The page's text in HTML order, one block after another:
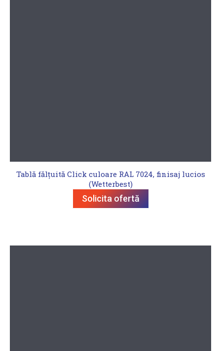
Tablă fălțuită Click culoare RAL 7024, finisaj lucios
(Wetterbest)
Solicita ofertă